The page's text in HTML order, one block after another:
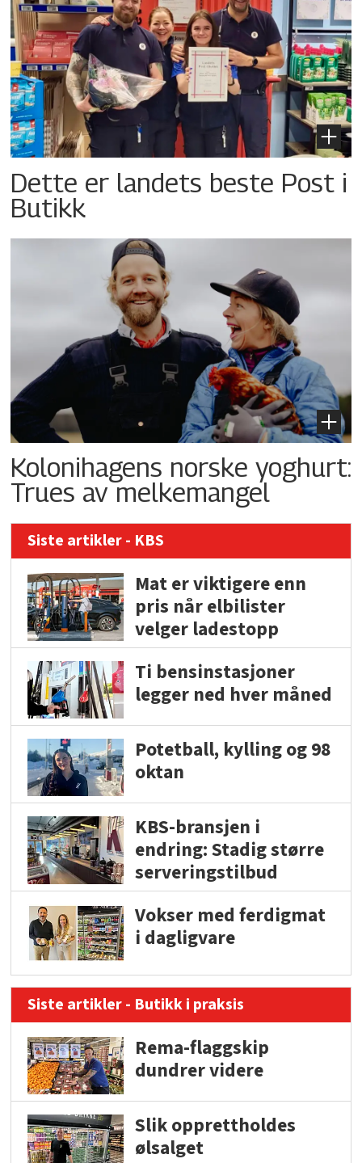
Dette er landets beste Post i
Butikk
Kolonihagens norske yoghurt:
Trues av melkemangel
Siste artikler - KBS
Mat er viktigere enn
pris når elbilister
velger ladestopp
Ti bensinstasjoner
legger ned hver måned
Potetball, kylling og 98
oktan
KBS-bransjen i
endring: Stadig større
serveringstilbud
Vokser med ferdigmat
i dagligvare
Siste artikler - Butikk i praksis
Rema-flaggskip
dundrer videre
Slik opprettholdes
ølsalget